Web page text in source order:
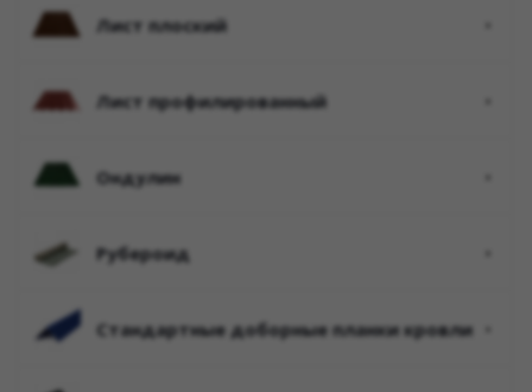
лист плоский
лист профилированный
ондулин
рубероид
стандартные доборные планки кровли